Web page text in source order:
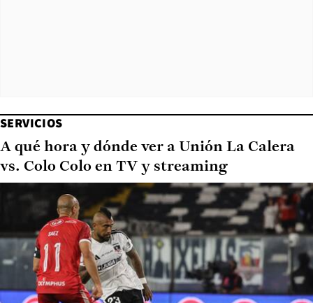
SERVICIOS
A qué hora y dónde ver a Unión La Calera
vs. Colo Colo en TV y streaming